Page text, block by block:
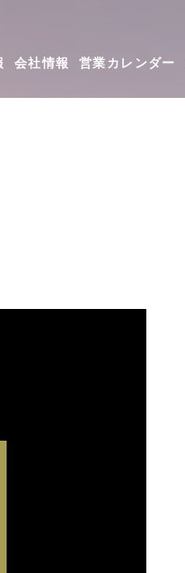
会社情報 営業カレンダー